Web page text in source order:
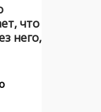
что
него,